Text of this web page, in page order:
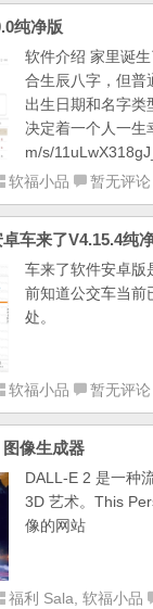
纯净版
软件介绍 家里诞
合生辰八字，但普
出生日期和名字类
决定着一个人一
m/s/
软福小品 暂无评论
车来了V4.15.4纯
车来了软件安卓版
前知道公交车当前
处。
软福小品 暂无评论
像生成器
DALL-E 2 是一种
3D 艺术。This
像的网站
福利 Sala, 软福小品